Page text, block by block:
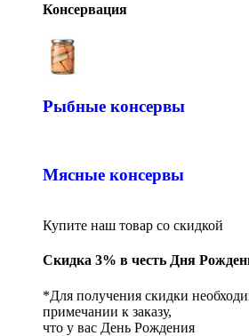
Консервация
Рыбные консервы
Мясные консервы
Купите наш товар со скидкой
Скидка 3% в честь Дня
*Для получения скидки
примечании к заказу,
что у вас День Рождения